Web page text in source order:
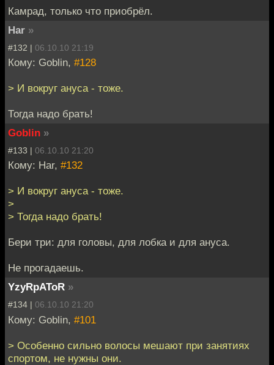
Камрад, только что приобрёл.
Har »
#132 | 06.10.10 21:19
Кому: Goblin, #128
> И вокруг ануса - тоже.
Тогда надо брать!
Goblin »
#133 | 06.10.10 21:20
Кому: Har, #132
> И вокруг ануса - тоже.
>
> Тогда надо брать!
Бери три: для головы, для лобка и для ануса.
Не прогадаешь.
YzyRpAToR »
#134 | 06.10.10 21:20
Кому: Goblin, #101
> Особенно сильно волосы мешают при занятиях
спортом, не нужны они.